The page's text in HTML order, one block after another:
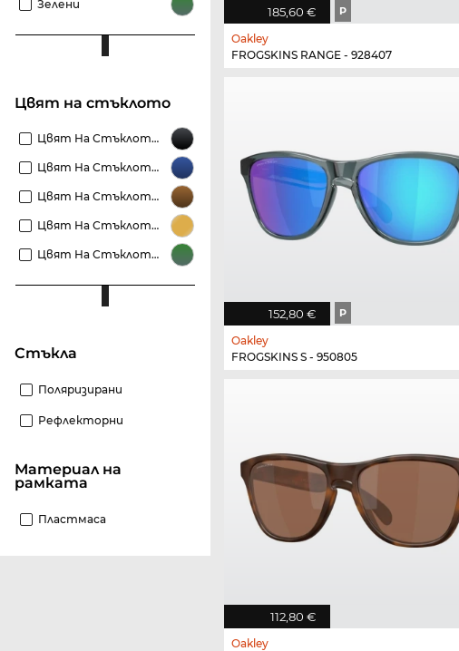
Зелени
Цвят на стъклото
Цвят На Стъклото Черни
Цвят На Стъклото Сини
Цвят На Стъклото Кафяви
Цвят На Стъклото Златисти
Цвят На Стъклото Зелени
стъкла
Поляризирани
Рефлекторни
материал на
рамката
Пластмаса
185,60 € P
Oakley
FROGSKINS RANGE - 928407
152,80 € P
Oakley
FROGSKINS S - 950805
112,80 €
Oakley